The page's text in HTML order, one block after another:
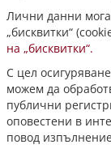
Лични данни
„бисквитки“
на „бисквитки“.
С цел
можем да
публични
оповестени в
повод